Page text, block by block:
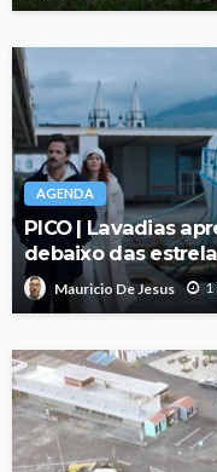
AGENDA
PICO | Lavadias
debaixo das
Mauricio De Jesus 1